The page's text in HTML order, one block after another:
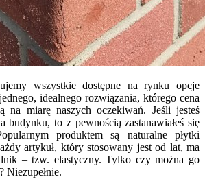
wszystkie dostępne na rynku opcje
idealnego rozwiązania, którego cena
na miarę naszych oczekiwań. Jeśli jesteś
budynku, to z pewnością zastanawiałeś się
produktem są naturalne płytki
artykuł, który stosowany jest od lat, ma
– tzw. elastyczny. Tylko czy można go
Niezupełnie.